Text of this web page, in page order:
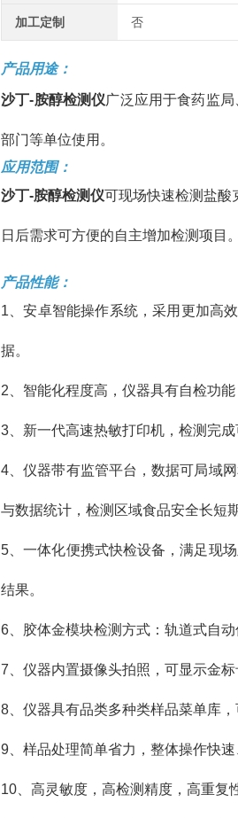
加工定制 否
产品用途：
沙丁-胺醇检测仪广泛应用于食药监
部门等单位使用。
应用范围：
沙丁-胺醇检测仪可现场快速检测盐酸
日后需求可方便的自主增加检测项目
产品性能：
1、安卓智能操作系统，采用更加高
据。
2、智能化程度高，仪器具有自检功
3、新一代高速热敏打印机，检测完
4、仪器带有监管平台，数据可局域
与数据统计，检测区域食品安全长短
5、一体化便携式快检设备，满足现
结果。
6、胶体金模块检测方式：轨道式自
7、仪器内置摄像头拍照，可显示金
8、仪器具有品类多种类样品菜单库
9、样品处理简单省力，整体操作快速
10、高灵敏度，高检测精度，高重复